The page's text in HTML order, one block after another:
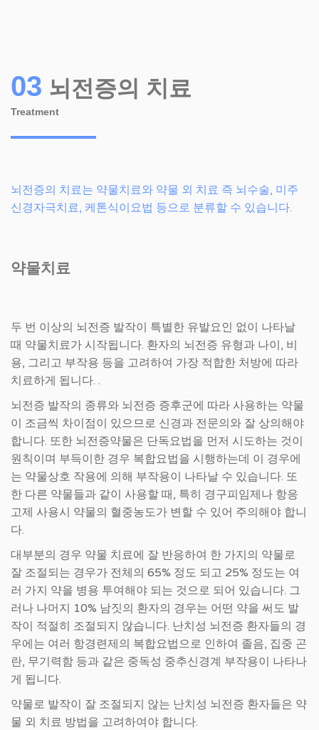
03 뇌전증의 치료
Treatment
뇌전증의 치료는 약물치료와 약물 외 치료 즉 뇌수술, 미주
신경자극치료, 케톤식이요법 등으로 분류할 수 있습니다.
약물치료
두 번 이상의 뇌전증 발작이 특별한 유발요인 없이 나타날
때 약물치료가 시작됩니다. 환자의 뇌전증 유형과 나이, 비
용, 그리고 부작용 등을 고려하여 가장 적합한 처방에 따라
치료하게 됩니다. .
뇌전증 발작의 종류와 뇌전증 증후군에 따라 사용하는 약물
이 조금씩 차이점이 있으므로 신경과 전문의와 잘 상의해야
합니다. 또한 뇌전증약물은 단독요법을 먼저 시도하는 것이
원칙이며 부득이한 경우 복합요법을 시행하는데 이 경우에
는 약물상호 작용에 의해 부작용이 나타날 수 있습니다. 또
한 다른 약물들과 같이 사용할 때, 특히 경구피임제나 항응
고제 사용시 약물의 혈중농도가 변할 수 있어 주의해야 합니
다.
대부분의 경우 약물 치료에 잘 반응하여 한 가지의 약물로
잘 조절되는 경우가 전체의 65% 정도 되고 25% 정도는 여
러 가지 약을 병용 투여해야 되는 것으로 되어 있습니다. 그
러나 나머지 10% 남짓의 환자의 경우는 어떤 약을 써도 발
작이 적절히 조절되지 않습니다. 난치성 뇌전증 환자들의 경
우에는 여러 항경련제의 복합요법으로 인하여 졸음, 집중 곤
란, 무기력함 등과 같은 중독성 중추신경계 부작용이 나타나
게 됩니다.
약물로 발작이 잘 조절되지 않는 난치성 뇌전증 환자들은 약
물 외 치료 방법을 고려하여야 합니다.